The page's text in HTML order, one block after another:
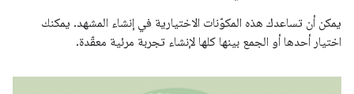
يمكن أن تساعدك هذه المكوّنات الاختيارية في إنشاء المشهد. يمكنك
اختيار أحدها أو الجمع بينها كلها لإنشاء تجربة مرئية معقّدة.